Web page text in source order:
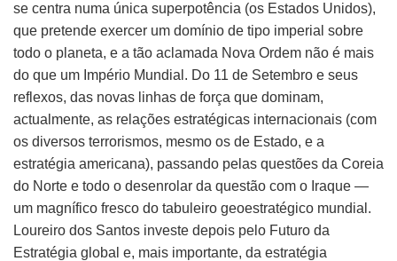
se centra numa única superpotência (os Estados Unidos),
que pretende exercer um domínio de tipo imperial sobre
todo o planeta, e a tão aclamada Nova Ordem não é mais
do que um Império Mundial. Do 11 de Setembro e seus
reflexos, das novas linhas de força que dominam,
actualmente, as relações estratégicas internacionais (com
os diversos terrorismos, mesmo os de Estado, e a
estratégia americana), passando pelas questões da Coreia
do Norte e todo o desenrolar da questão com o Iraque —
um magnífico fresco do tabuleiro geoestratégico mundial.
Loureiro dos Santos investe depois pelo Futuro da
Estratégia global e, mais importante, da estratégia